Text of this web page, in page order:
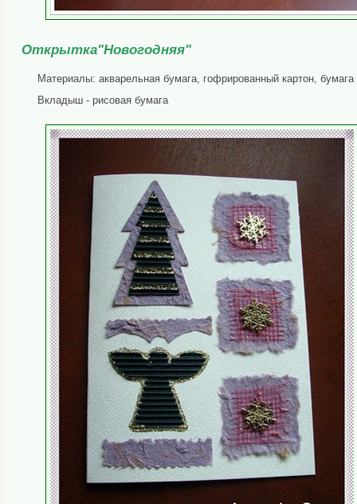
Открытка"Новогодняя"
Материалы: акварельная бумага, гофрированный картон,
Вкладыш - рисовая бумага